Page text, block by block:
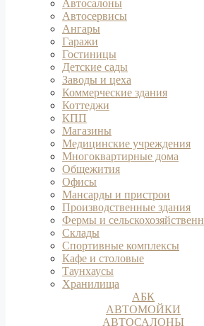
Автосалоны
Автосервисы
Ангары
Гаражи
Гостиницы
Детские сады
Заводы и цеха
Коммерческие здания
Коттеджи
КПП
Магазины
Медицинские учреждения
Многоквартирные дома
Общежития
Офисы
Мансарды и пристрои
Производственные здания
Фермы и
Склады
Спортивные комплексы
Кафе и столовые
Таунхаусы
Хранилища
АБК
АВТОМОЙКИ
АВТОСАЛОНЫ